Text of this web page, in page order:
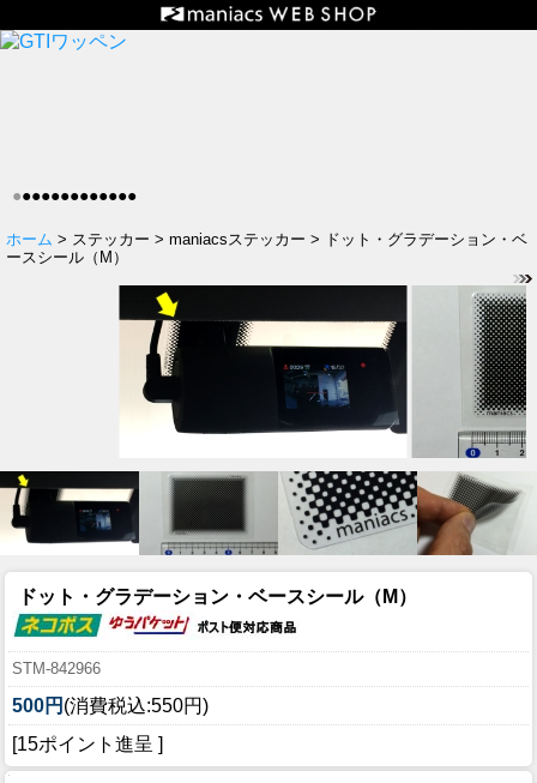
●●●●●●●●●●●●●
ホーム > ステッカー > maniacsステッカー > ドット・グラデーション・ベ
ースシール（M）
ドット・グラデーション・ベースシール（M）
STM-842966
500円 (消費税込:550円)
[15ポイント進呈 ]